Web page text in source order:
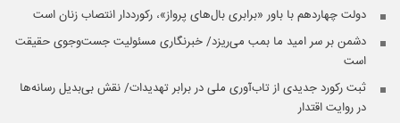
دولت چهاردهم با باور «برابری بال‌های پرواز»، رکورددار انتصاب زنان است
دشمن بر سر امید ما بمب می‌ریزد/ خبرنگاری مسئولیت جست‌وجوی حقیقت
است
ثبت رکورد جدیدی از تاب‌آوری ملی در برابر تهدیدات/ نقش بی‌بدیل رسانه‌ها
در روایت اقتدار